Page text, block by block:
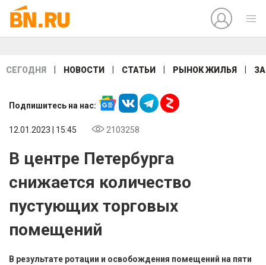
СЕГОДНЯ НОВОСТИ СТАТЬИ РЫНОК ЖИЛЬЯ
Подпишитесь на нас:
12.01.2023 | 15:45 2103258
В центре Петербурга
снижается количество
пустующих торговых
помещений
В результате ротации и освобождения помещений на пяти